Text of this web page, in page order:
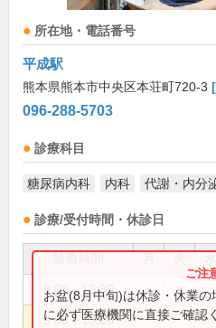
所在地・電話番号
平成駅
熊本県熊本市中央区本荘町720-3
096-288-5703
診療科目
糖尿病内科 内科 代謝・内分
診療/受付時間・休診日
9:00～12:30 ● ●
9:00～13:00
お盆(8月中旬)は休診・休業
に必ず医療機関に直接ご確認